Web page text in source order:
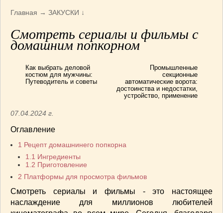
Армянская(4)
Грузинская(10)
Индийская(9)
Итальянская(14)
Корейская (3)
Румынская кухня
ПЕРВЫЕ БЛЮДА
ПОСТНЫЕ БЛЮДА
САЛАТИКИ(132)
Мясные(33)
Овощные
(52)
Главная → ЗАКУСКИ ↓
Смотреть сериалы и фильмы с
домашним попкорном
Как выбрать деловой
костюм для мужчины:
Путеводитель и советы
Промышленные
секционные
автоматические ворота:
достоинства и недостатки,
устройство, применение
07.04.2024 г.
Оглавление
1 Рецепт домашнинего попкорна
1.1 Ингредиенты
1.2 Приготовление
2 Платформы для просмотра фильмов
Смотреть сериалы и фильмы - это настоящее
наслаждение для миллионов любителей